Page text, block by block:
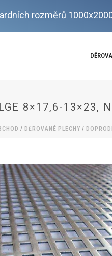
rozměrů
8×17,6-13×23,
/ DĚROVANÉ PLECHY /